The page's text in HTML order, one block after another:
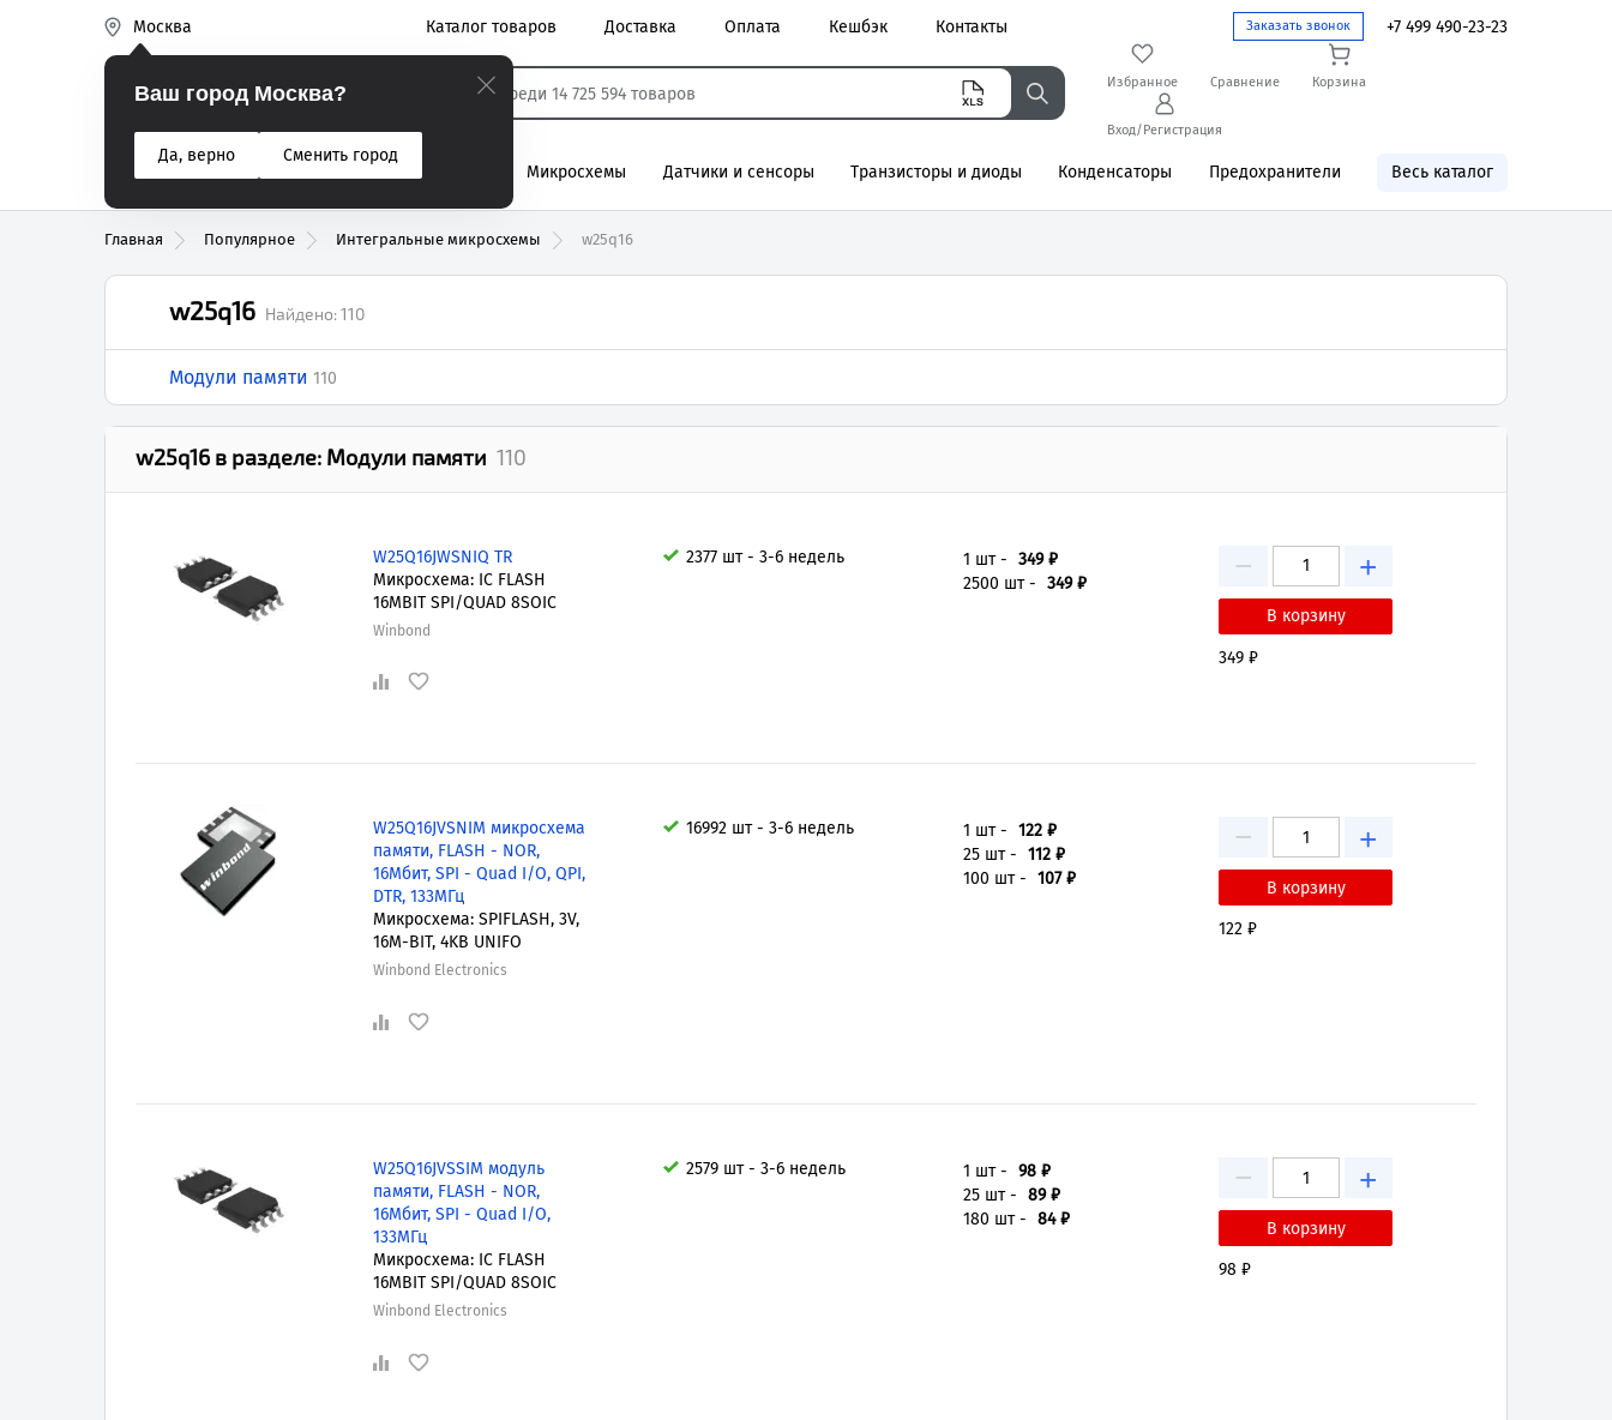
Москва Заказать звонок +7 499 490-23-23
Каталог товаров Доставка Оплата Кешбэк Контакты
Реле электромагнитные
Эиком Избранное Сравнение Корзина
Вход/Регистрация
Ваш город Москва?
Да, верно
Сменить город
% Акции
Разъемы Вентиляторы Микросхемы Датчики и сенсоры Транзисторы и диоды Конденсаторы Предохранители Весь каталог
Главная Популярное Интегральные микросхемы w25q16
w25q16 Найдено:110
Модули памяти 110
w25q16 в разделе: Модули памяти 110
W25Q16JWSNIQ TR
Микросхема: IC FLASH
16MBIT SPI/QUAD 8SOIC
Winbond
2377 шт - 3-6 недель 1 шт - 349 ₽
2500 шт - 349 ₽ − +
349 ₽
W25Q16JVSNIM микросхема
памяти, FLASH - NOR,
16Мбит, SPI - Quad I/O, QPI,
DTR, 133МГц
Микросхема: SPIFLASH, 3V,
16M-BIT, 4KB UNIFO
Winbond Electronics
16992 шт - 3-6 недель 1 шт - 122 ₽
25 шт - 112 ₽
100 шт - 107 ₽
− +
122 ₽
W25Q16JVSSIM модуль
памяти, FLASH - NOR,
16Мбит, SPI - Quad I/O,
133МГц
Микросхема: IC FLASH
16MBIT SPI/QUAD 8SOIC
Winbond Electronics
2579 шт - 3-6 недель 1 шт - 98 ₽
25 шт - 89 ₽
180 шт - 84 ₽
− +
98 ₽